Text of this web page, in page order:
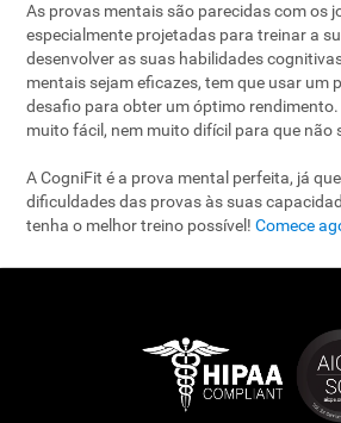
As provas mentais são parecidas com os
especialmente projetadas para treinar a
desenvolver as suas habilidades
mentais sejam eficazes, tem que usar um
desafio para obter um óptimo rendimento.
muito fácil, nem muito difícil para que não
A CogniFit é a prova mental perfeita, já
dificuldades das provas às suas
tenha o melhor treino possível!Comece